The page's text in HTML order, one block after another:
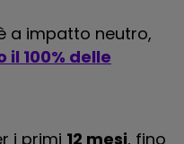
a impatto neutro,
100% delle
i primi 12 mesi, fino